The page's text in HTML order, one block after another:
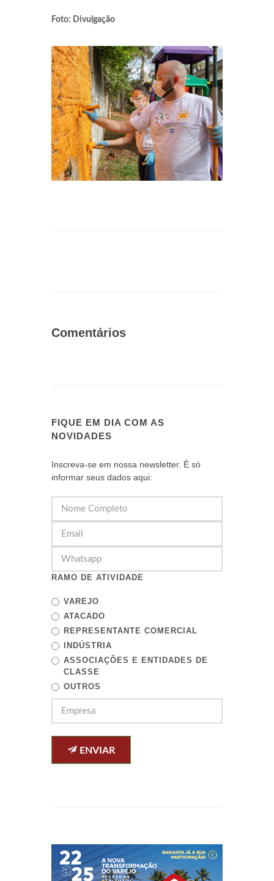
Foto: Divulgação
Comentários
FIQUE EM DIA COM AS
NOVIDADES
Inscreva-se em nossa newsletter. É só
informar seus dados aqui:
RAMO DE ATIVIDADE
VAREJO
ATACADO
REPRESENTANTE COMERCIAL
INDÚSTRIA
ASSOCIAÇÕES E ENTIDADES DE
CLASSE
OUTROS
ENVIAR